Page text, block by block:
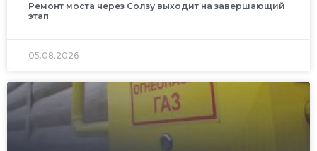
Ремонт моста через Солзу выходит на завершающий
этап
05.08.2026